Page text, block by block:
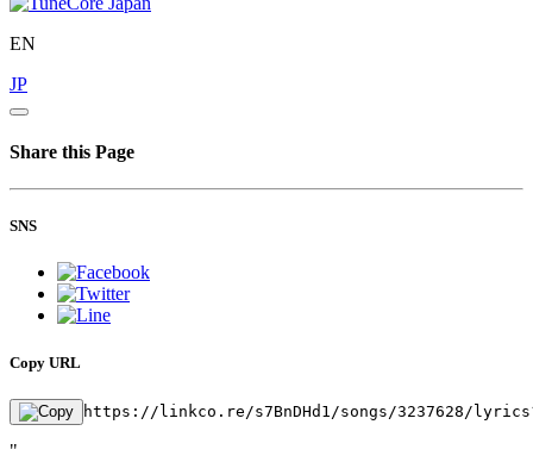
EN
JP
Share this Page
SNS
Copy URL
https://linkco.re/s7BnDHd1/songs/3237628/
"